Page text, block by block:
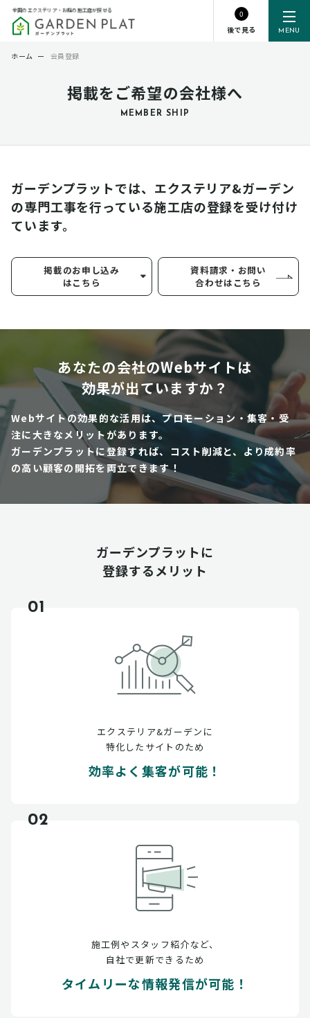
MENU
全国のエクステリア・お庭の施工店が探せる
0
後で見る
掲載をご希望の会社様へ
MEMBER SHIP
ホーム ー 会員登録
ガーデンプラットでは、エクステリア&ガーデン
の専門工事を行っている施工店の登録を受け付け
ています。
掲載のお申し込み
はこちら
資料請求・お問い
合わせはこちら
あなたの会社のWebサイトは
効果が出ていますか？
Webサイトの効果的な活用は、プロモーション・集客・受
注に大きなメリットがあります。
ガーデンプラットに登録すれば、コスト削減と、より成約率
の高い顧客の開拓を両立できます！
ガーデンプラットに
登録するメリット
01
エクステリア&ガーデンに
特化したサイトのため
効率よく集客が可能！
02
施工例やスタッフ紹介など、
自社で更新できるため
タイムリーな情報発信が可能！